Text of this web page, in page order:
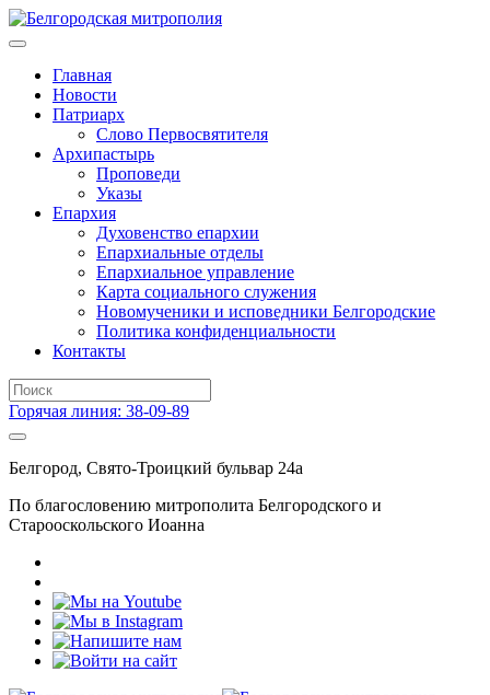
Главная
Новости
Патриарх
Слово Первосвятителя
Архипастырь
Проповеди
Указы
Епархия
Духовенство епархии
Епархиальные отделы
Епархиальное управление
Карта социального служения
Новомученики и исповедники Белгородские
Политика конфиденциальности
Контакты
Горячая линия: 38-09-89
Белгород, Свято-Троицкий бульвар 24а
По благословению митрополита Белгородского и
Старооскольского Иоанна